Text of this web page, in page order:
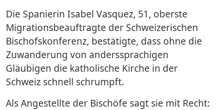
Die Spanierin Isabel Vasquez, 51, oberste
Migrationsbeauftragte der Schweizerischen
Bischofskonferenz, bestätigte, dass ohne die
Zuwanderung von anderssprachigen
Gläubigen die katholische Kirche in der
Schweiz schnell schrumpft.
Als Angestellte der Bischöfe sagt sie mit Recht: